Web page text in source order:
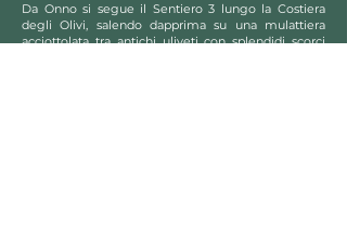
Da Onno si segue il Sentiero 3 lungo la Costiera
degli Olivi, salendo dapprima su una mulattiera
acciottolata tra antichi uliveti con splendidi scorci